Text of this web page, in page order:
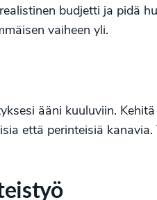
budjetti ja pidä
vaiheen yli.
ääni kuuluviin.
että perinteisiä